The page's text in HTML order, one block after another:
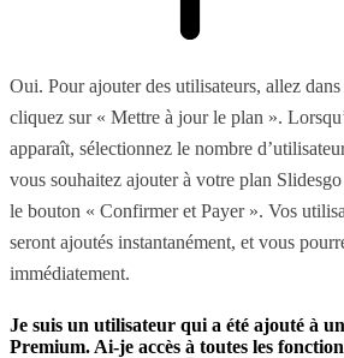
Oui. Pour ajouter des utilisateurs, allez
cliquez sur « Mettre à jour le plan ».
apparaît, sélectionnez le nombre
vous souhaitez ajouter à votre plan
le bouton « Confirmer et Payer ». Vos
seront ajoutés instantanément, et vous
immédiatement.
Je suis un utilisateur qui a été ajouté à
Premium. Ai-je accès à toutes les